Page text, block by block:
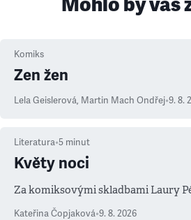
Komiks
Zen žen
Lela Geislerová, Martin Mach Ondřej•9. 8.
Literatura•5 minut
Květy noci
Za komiksovými skladbami Laury
Kateřina Čopjaková•9. 8. 2026